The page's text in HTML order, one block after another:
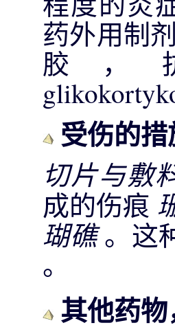
药外用制
胶，
受伤的
切片与敷
成的伤痕
瑚礁。这
。
其他药